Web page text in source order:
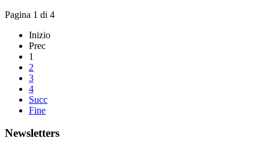
Pagina 1 di 4
Inizio
Prec
1
2
3
4
Succ
Fine
Newsletters